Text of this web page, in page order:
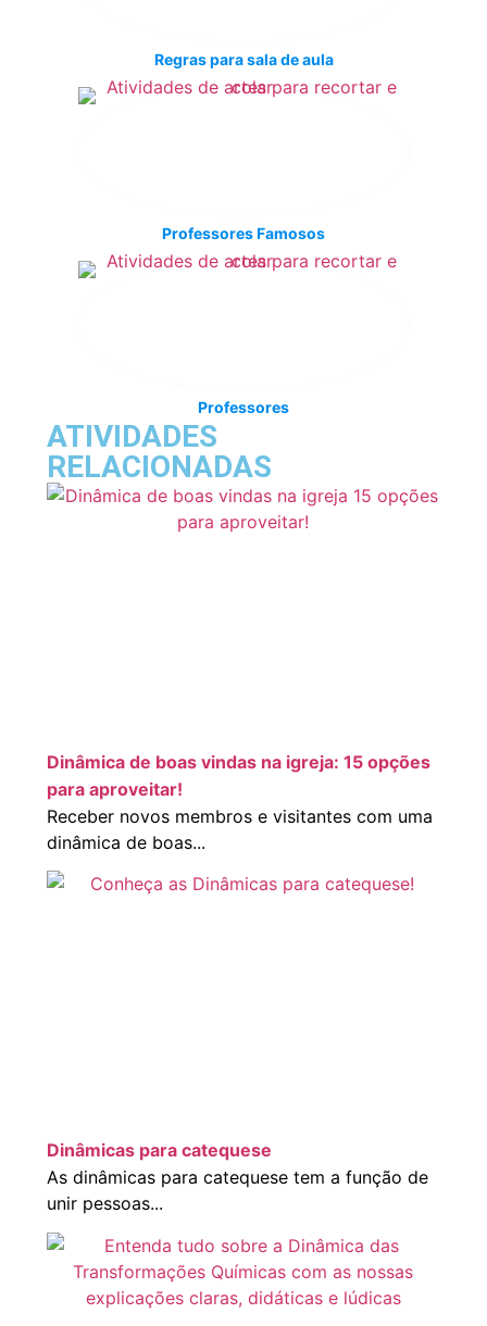
Regras para sala de aula
Professores Famosos
Professores
ATIVIDADES
RELACIONADAS
Dinâmica de boas vindas na igreja: 15 opções
para aproveitar!
Receber novos membros e visitantes com uma
dinâmica de boas...
Dinâmicas para catequese
As dinâmicas para catequese tem a função de
unir pessoas...